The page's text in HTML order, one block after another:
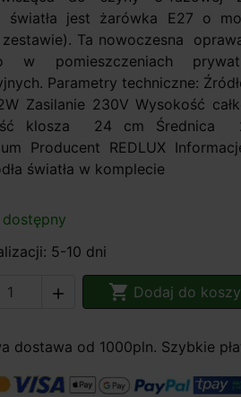
światła jest żarówka E27 o
Ta nowoczesna
w pomieszczeniach
Parametry techniczne:
Zasilanie 230V Wysokość
klosza 24 cm Średnica
Producent REDLUX
światła w komplecie
5-10 dni
  Dodaj do
dostawa od 1000pln. Szybkie